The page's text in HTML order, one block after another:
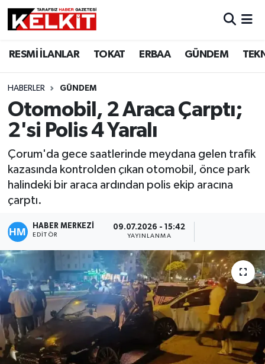
RESMİ İLANLAR TOKAT ERBAA GÜNDEM
HABERLER GÜNDEM
Otomobil, 2 Araca Çarptı;
2'si Polis 4 Yaralı
Çorum'da gece saatlerinde meydana gelen trafik
kazasında kontrolden çıkan otomobil, önce park
halindeki bir araca ardından polis ekip aracına
çarptı.
HABER MERKEZİ
EDITÖR
09.07.2026 - 15:42
YAYINLANMA